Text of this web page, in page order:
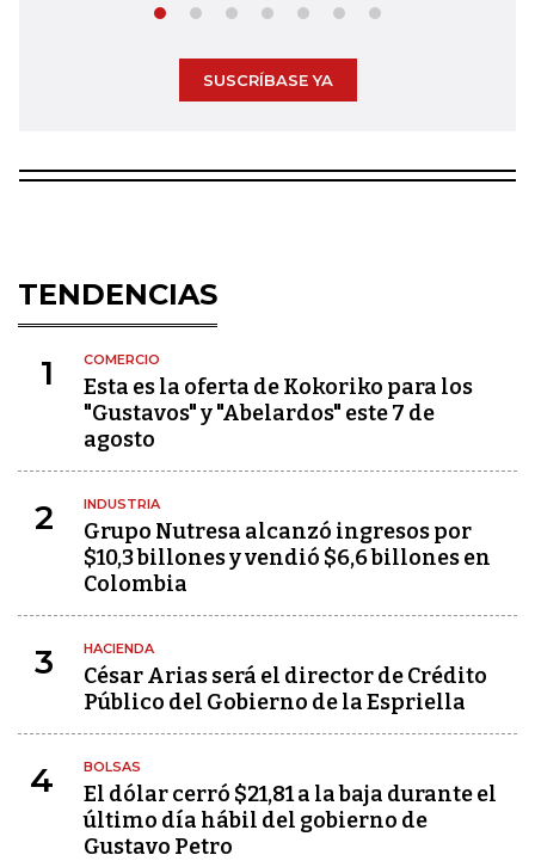
SUSCRÍBASE YA
TENDENCIAS
1 COMERCIO
Esta es la oferta de Kokoriko para los
"Gustavos" y "Abelardos" este 7 de
agosto
2 INDUSTRIA
Grupo Nutresa alcanzó ingresos por
$10,3 billones y vendió $6,6 billones en
Colombia
3 HACIENDA
César Arias será el director de Crédito
Público del Gobierno de la Espriella
4 BOLSAS
El dólar cerró $21,81 a la baja durante el
último día hábil del gobierno de
Gustavo Petro